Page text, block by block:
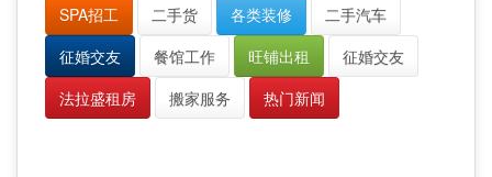
SPA招工
二手货 各类装修
二手汽车
征婚交友
餐馆工作 旺铺出租
征婚交友
法拉盛租房
搬家服务 热门新闻